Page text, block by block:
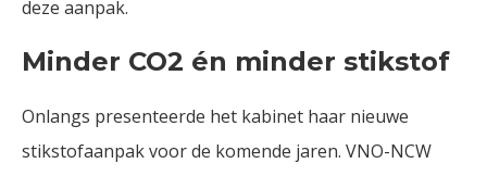
deze aanpak.
Minder CO2 én minder stikstof
Onlangs presenteerde het kabinet haar nieuwe
stikstofaanpak voor de komende jaren. VNO-NCW